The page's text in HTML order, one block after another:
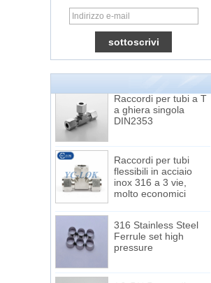
15 Stainless Steel
Tube 12 to NPT 12
Male Connector
a ghiera singola
DIN2353
flessibili in acciaio
inox 316 a 3 vie,
molto economici
Ferrule set high
pressure